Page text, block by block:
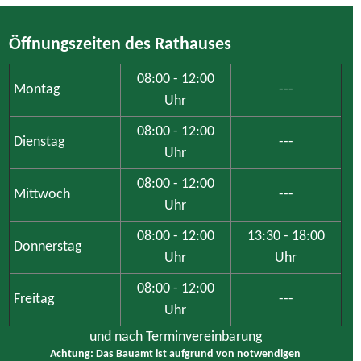
Öffnungszeiten des Rathauses
Montag
08:00 - 12:00
Uhr
---
Dienstag
08:00 - 12:00
Uhr
---
Mittwoch
08:00 - 12:00
Uhr
---
Donnerstag
08:00 - 12:00
Uhr
13:30 - 18:00
Uhr
Freitag
08:00 - 12:00
Uhr
---
und nach Terminvereinbarung
Achtung: Das Bauamt ist aufgrund von notwendigen